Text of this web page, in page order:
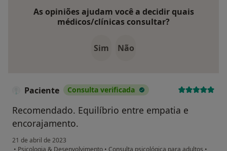
As opiniões ajudam você a decidir quais
médicos/clínicas consultar?
Sim Não
Paciente Consulta verificada
Recomendado. Equilíbrio entre empatia e
encorajamento.
21 de abril de 2023